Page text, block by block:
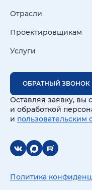
Отрасли
Проектировщикам
Услуги
ОБРАТНЫЙ ЗВОНОК
Оставляя заявку, вы
и обработкой
и пользовательским
Политика